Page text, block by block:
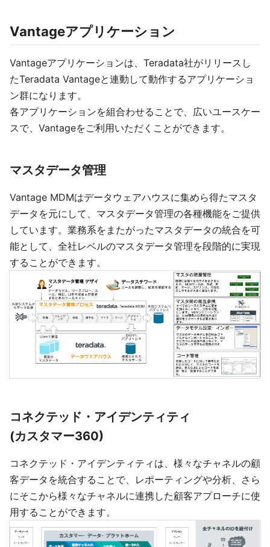
Vantageアプリケーション
Vantageアプリケーションは、Teradata社がリリースし
たTeradata Vantageと連動して動作するアプリケーショ
ン群になります。
各アプリケーションを組合わせることで、広いユースケー
スで、Vantageをご利用いただくことができます。
マスタデータ管理
Vantage MDMはデータウェアハウスに集めら得たマスタ
データを元にして、マスタデータ管理の各種機能をご提供
しています。業務系をまたがったマスタデータの統合を可
能として、全社レベルのマスタデータ管理を段階的に実現
することができます。
コネクテッド・アイデンティティ
(カスタマー360)
コネクテッド・アイデンティティは、様々なチャネルの顧
客データを統合することで、レポーティングや分析、さら
にそこから様々なチャネルに連携した顧客アプローチに使
用することができます。